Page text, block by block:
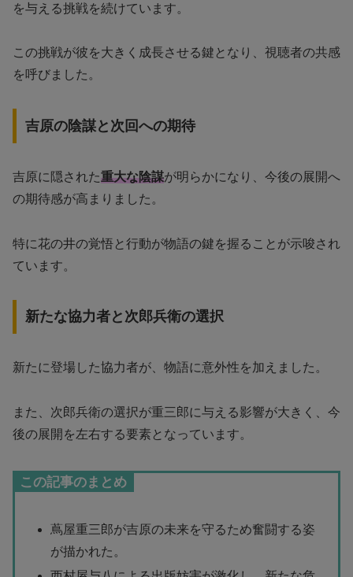
を与える挑戦を続けています。
この挑戦が彼を大きく成長させる鍵となり、視聴者の共感
を呼びました。
吉原の陰謀と次回への期待
吉原に隠された重大な陰謀が明らかになり、今後の展開へ
の期待感が高まりました。
特に花の井の覚悟と行動が物語の鍵を握ることが示唆され
ています。
新たな協力者と次郎兵衛の選択
新たに登場した協力者が、物語に意外性を加えました。
また、次郎兵衛の選択が重三郎に与える影響が大きく、今
後の展開を左右する要素となっています。
この記事のまとめ
蔦屋重三郎が吉原の未来を守るため奮闘する姿
が描かれた。